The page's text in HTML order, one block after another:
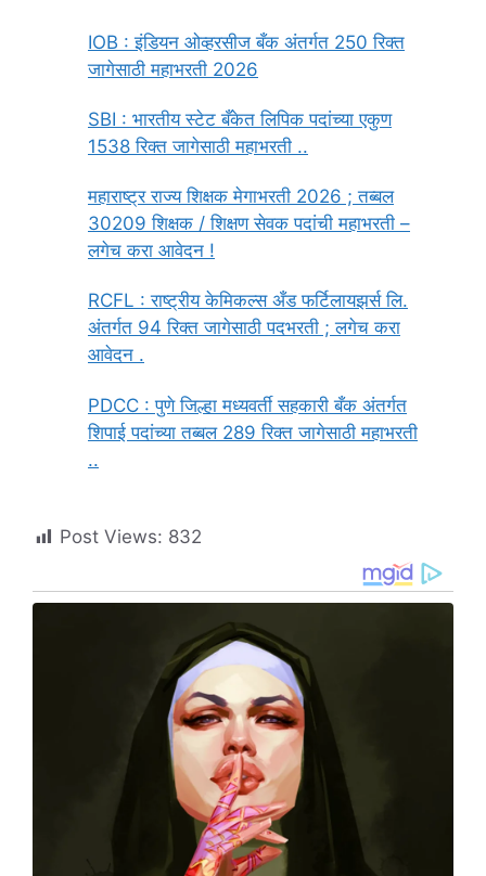
IOB : इंडियन ओव्हरसीज बँक अंतर्गत 250 रिक्त
जागेसाठी महाभरती 2026
SBI : भारतीय स्टेट बँकेत लिपिक पदांच्या एकुण
1538 रिक्त जागेसाठी महाभरती ..
महाराष्ट्र राज्य शिक्षक मेगाभरती 2026 ; तब्बल
30209 शिक्षक / शिक्षण सेवक पदांची महाभरती –
लगेच करा आवेदन !
RCFL : राष्ट्रीय केमिकल्स अँड फर्टिलायझर्स लि.
अंतर्गत 94 रिक्त जागेसाठी पदभरती ; लगेच करा
आवेदन .
PDCC : पुणे जिल्हा मध्यवर्ती सहकारी बँक अंतर्गत
शिपाई पदांच्या तब्बल 289 रिक्त जागेसाठी महाभरती
..
Post Views: 832